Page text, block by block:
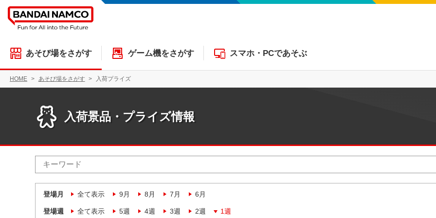
あそび場をさがす ゲーム機をさがす スマホ・PCであそぶ
HOME あそび場をさがす 入荷プライズ
入荷景品・プライズ情報
登場月 全て表示 9月 8月 7月 6月
登場週 全て表示 5週 4週 3週 2週 1週